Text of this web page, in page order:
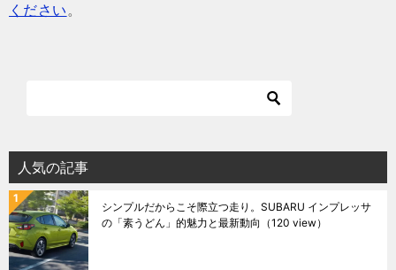
ください。
人気の記事
シンプルだからこそ際立つ走り。SUBARU インプレッサ
の「素うどん」的魅力と最新動向 （120 view）